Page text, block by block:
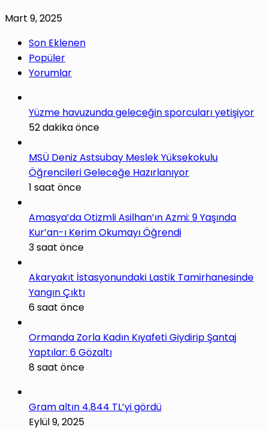
Mart 9, 2025
Son Eklenen
Popüler
Yorumlar
Yüzme havuzunda geleceğin sporcuları yetişiyor
52 dakika önce
MSÜ Deniz Astsubay Meslek Yüksekokulu
Öğrencileri Geleceğe Hazırlanıyor
1 saat önce
Amasya’da Otizmli Asilhan’ın Azmi: 9 Yaşında
Kur’an-ı Kerim Okumayı Öğrendi
3 saat önce
Akaryakıt İstasyonundaki Lastik Tamirhanesinde
Yangın Çıktı
6 saat önce
Ormanda Zorla Kadın Kıyafeti Giydirip Şantaj
Yaptılar: 6 Gözaltı
8 saat önce
Gram altın 4.844 TL’yi gördü
Eylül 9, 2025